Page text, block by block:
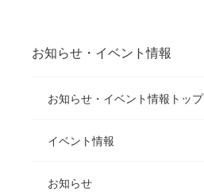
お知らせ・イベント情報
お知らせ・イベント情報トップ
イベント情報
お知らせ